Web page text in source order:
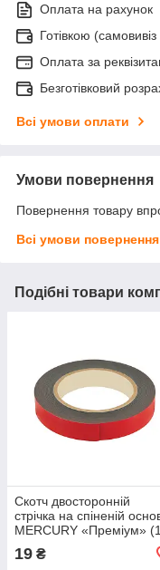
Оплата на рахунок
Готівкою
Оплата за
Безготівковий
Всі умови оплати
Умови повернення
Повернення товару
Всі умови повернення
Подібні товари
Скотч двосторонній
стрічка на спіненій
MERCURY «Преміум»
мм) 2 м
19 ₴